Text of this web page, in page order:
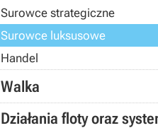
Surowce strategiczne
Surowce luksusowe
Handel
Walka
Działania floty oraz